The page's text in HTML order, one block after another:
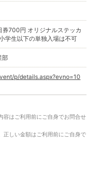
700円 オリジナルステッカ
生以下の単独入場は不可
部
p/details.aspx?evno=10
容はご利用前にご自身でお問合せ
正しい金額はご利用前にご自身で